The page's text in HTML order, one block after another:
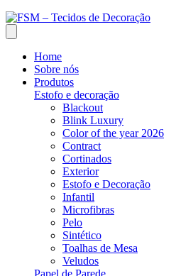
Home
Sobre nós
Produtos
Estofo e decoração
Blackout
Blink Luxury
Color of the year 2026
Contract
Cortinados
Exterior
Estofo e Decoração
Infantil
Microfibras
Pelo
Sintético
Toalhas de Mesa
Veludos
Papel de Parede